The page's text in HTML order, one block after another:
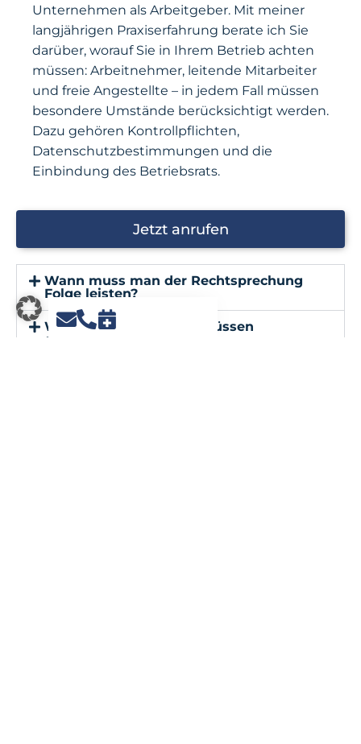
Unternehmen als Arbeitgeber. Mit meiner
langjährigen Praxiserfahrung berate ich Sie
darüber, worauf Sie in Ihrem Betrieb achten
müssen: Arbeitnehmer, leitende Mitarbeiter
und freie Angestellte – in jedem Fall müssen
besondere Umstände berücksichtigt werden.
Dazu gehören Kontrollpflichten,
Datenschutzbestimmungen und die
Einbindung des Betriebsrats.
Jetzt anrufen
Wann muss man der Rechtsprechung
Folge leisten?
Welche Informationen müssen
dokumentiert werden?